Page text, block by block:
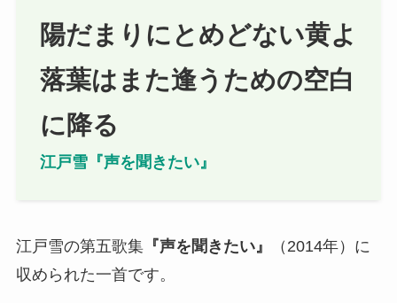
陽だまりにとめどない黄よ
落葉はまた逢うための空白
に降る
江戸雪『声を聞きたい』
江戸雪の第五歌集『声を聞きたい』
（2014年）に
収められた一首です。